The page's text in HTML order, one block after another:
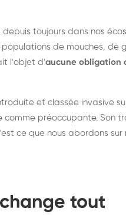
depuis toujours dans nos
de mouches, de
l'objet d'aucune obligation
et classée invasive
comme préoccupante. Son
ce que nous abordons sur
tout